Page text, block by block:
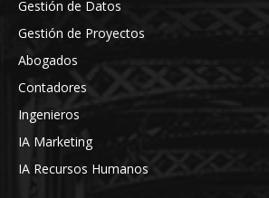
Gestión de Datos
Gestión de Proyectos
Abogados
Contadores
Ingenieros
IA Marketing
IA Recursos Humanos